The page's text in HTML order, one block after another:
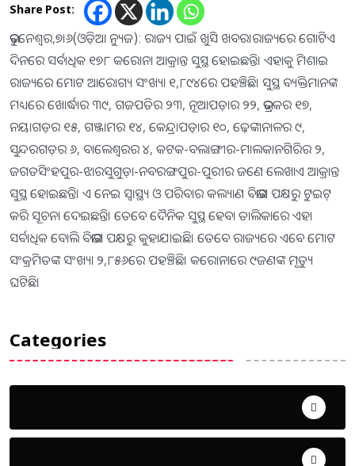
Share Post:
ଭୁବନେଶ୍ୱର,୭।୬(ଓଡ଼ିଆ ନ୍ୟୁଜ): ରାଜ୍ୟ ପାଇଁ ଖୁସି ଖବର।ରାଜ୍ୟରେ ଗୋଟିଏ
ଦିନରେ ସର୍ବାଧିକ ୧୭୮ କରୋନା ଆକ୍ରାନ୍ତ ସୁସ୍ଥ ହୋଇଛନ୍ତି। ଏହାକୁ ମିଶାଇ
ରାଜ୍ୟରେ ମୋଟ ଆରୋଗ୍ୟ ସଂଖ୍ୟା ୧,୮୯୪ରେ ପହଞ୍ଚିଛି। ସୁସ୍ଥ ବ୍ୟକ୍ତିମାନଙ୍କ
ମଧ୍ୟରେ ଖୋର୍ଦ୍ଧାର ୩୯, ଗଜପତିର ୨୩, ନୂଆପଡ଼ାର ୨୨, ଭଦ୍ରକର ୧୭,
ନୟାଗଡ଼ର ୧୫, ଗଞ୍ଜାମର ୧୪, କେନ୍ଦ୍ରାପଡ଼ାର ୧୦, ଢ଼େଙ୍କାନାଳର ୯,
ସୁନ୍ଦରଗଡ଼ର ୬, ବାଲେଶ୍ୱରର ୪, କଟକ-ବଲାଙ୍ଗୀର-ମାଲକାନଗିରିର ୨,
ଜଗତସିଂହପୁର-ଝାରସୁଗୁଡ଼ା-ନବରଙ୍ଗପୁର-ପୁରୀର ଜଣେ ଲେଖାଏ ଆକ୍ରାନ୍ତ
ସୁସ୍ଥ ହୋଇଛନ୍ତି। ଏ ନେଇ ସ୍ବାସ୍ଥ୍ୟ ଓ ପରିବାର କଲ୍ୟାଣ ବିଭାଗ ପକ୍ଷରୁ ଟୁଇଟ୍‌
କରି ସୂଚନା ଦେଇଛନ୍ତି। ତେବେ ଦୈନିକ ସୁସ୍ଥ ହେବା ତାଲିକାରେ ଏହା
ସର୍ବାଧିକ ବୋଲି ବିଭାଗ ପକ୍ଷରୁ କୁହାଯାଇଛି। ତେବେ ରାଜ୍ୟରେ ଏବେ ମୋଟ
ସଂକ୍ରମିତଙ୍କ ସଂଖ୍ୟା ୨,୮୫୬ରେ ପହଞ୍ଚିଛି। କରୋନାରେ ୯ଜଣଙ୍କ ମୃତ୍ୟୁ
ଘଟିଛି।
Categories